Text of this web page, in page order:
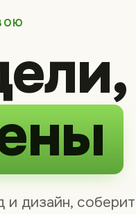
и дизайн,